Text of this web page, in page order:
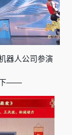
器人公司参演
下——